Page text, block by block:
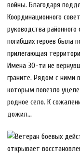
войны. Благодаря
Координационного
руководства
погибших героев была
прилегающая
Имена 30-ти не
граните. Рядом с ними
которым повезло
родное село. К
дожил…